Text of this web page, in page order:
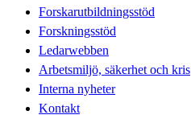
Forskarutbildningsstöd
Forskningsstöd
Ledarwebben
Arbetsmiljö, säkerhet och kris
Interna nyheter
Kontakt